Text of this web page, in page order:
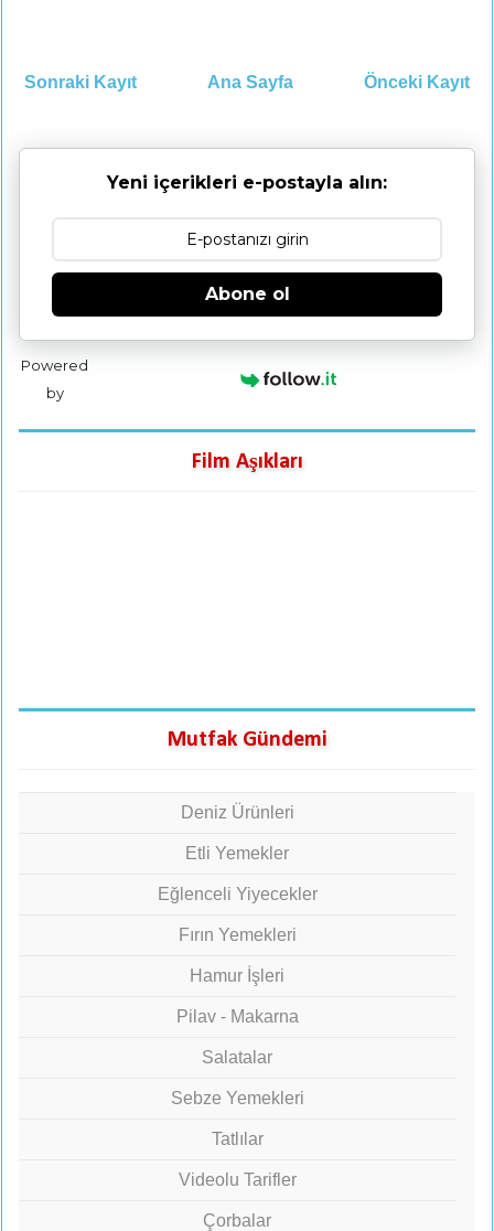
Sonraki Kayıt Önceki Kayıt
Ana Sayfa
Yeni içerikleri e-postayla alın:
Abone ol
Powered
by
Film Aşıkları
Mutfak Gündemi
Deniz Ürünleri
Etli Yemekler
Eğlenceli Yiyecekler
Fırın Yemekleri
Hamur İşleri
Pilav - Makarna
Salatalar
Sebze Yemekleri
Tatlılar
Videolu Tarifler
Çorbalar